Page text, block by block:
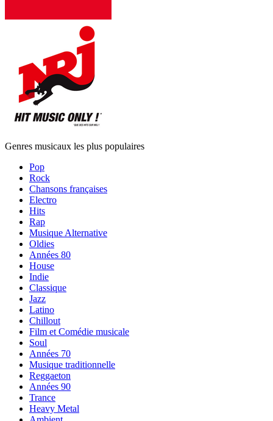
Genres musicaux les plus populaires
Pop
Rock
Chansons françaises
Electro
Hits
Rap
Musique Alternative
Oldies
Années 80
House
Indie
Classique
Jazz
Latino
Chillout
Film et Comédie musicale
Soul
Années 70
Musique traditionnelle
Reggaeton
Années 90
Trance
Heavy Metal